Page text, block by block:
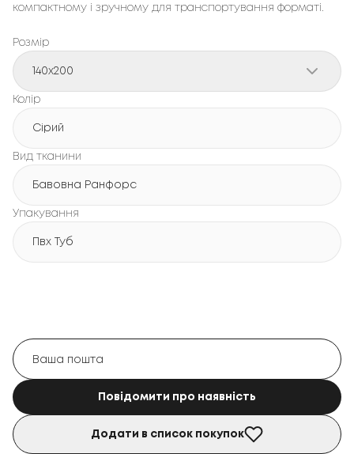
компактному і зручному для транспортування форматі.
Розмір
140x200
Колір
Сірий
Вид тканини
Бавовна Ранфорс
Упакування
Пвх Туб
Повідомити про наявність
Додати в список покупок